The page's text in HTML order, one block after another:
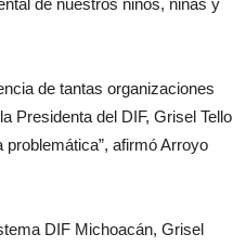
de nuestros niños, niñas y
de tantas organizaciones
Presidenta del DIF, Grisel Tello
afirmó Arroyo
DIF Michoacán, Grisel